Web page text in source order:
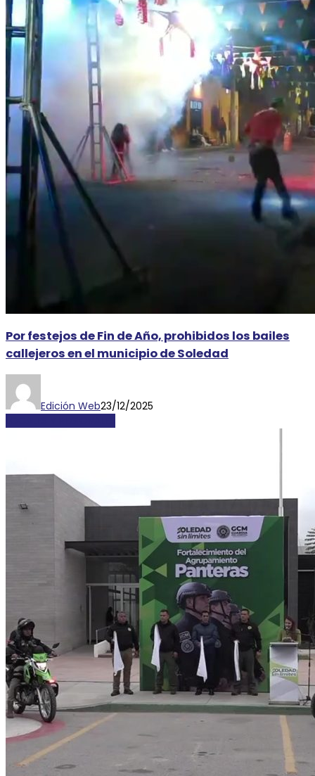
Por festejos de Fin de Año, prohibidos los bailes
callejeros en el municipio de Soledad
Edición Web23/12/2025